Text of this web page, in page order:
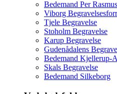
Bedemand Per
Viborg
Tjele Begravelse
Stoholm Begravelse
Karup Begravelse
Gudenådalens
Bedemand Kjellerup-
Skals Begravelse
Bedemand Silkeborg